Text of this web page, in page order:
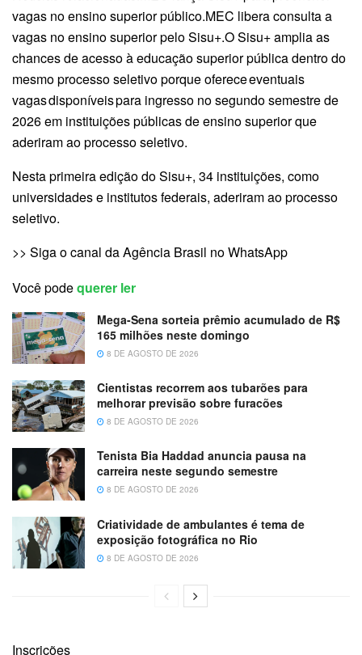
vagas no ensino superior público.MEC libera consulta a
vagas no ensino superior pelo Sisu+.O Sisu+ amplia as
chances de acesso à educação superior pública dentro do
mesmo processo seletivo porque oferece eventuais
vagas disponíveis para ingresso no segundo semestre de
2026 em instituições públicas de ensino superior que
aderiram ao processo seletivo.
Nesta primeira edição do Sisu+, 34 instituições, como
universidades e institutos federais, aderiram ao processo
seletivo.
>> Siga o canal da Agência Brasil no WhatsApp
Você podequerer ler
Mega-Sena sorteia prêmio acumulado de R$
165 milhões neste domingo
8 DE AGOSTO DE 2026
Cientistas recorrem aos tubarões para
melhorar previsão sobre furacões
8 DE AGOSTO DE 2026
Tenista Bia Haddad anuncia pausa na
carreira neste segundo semestre
8 DE AGOSTO DE 2026
Criatividade de ambulantes é tema de
exposição fotográfica no Rio
8 DE AGOSTO DE 2026
Inscrições